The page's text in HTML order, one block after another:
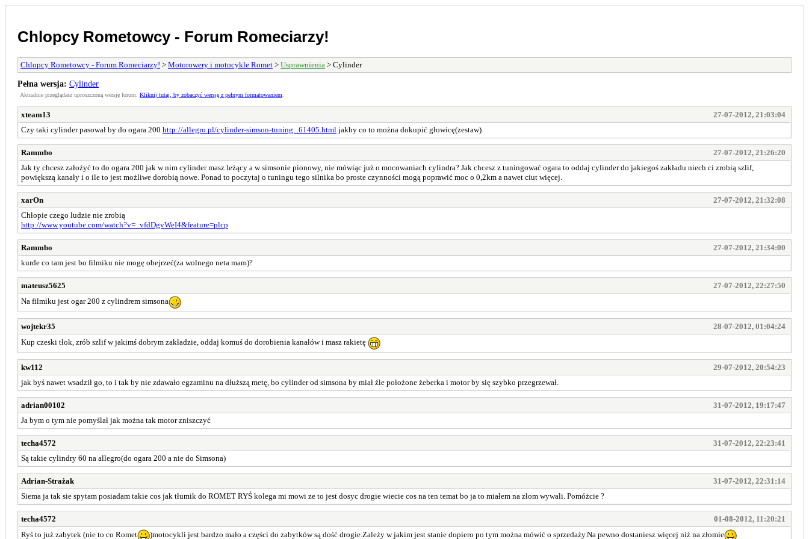
Chlopcy Rometowcy - Forum Romeciarzy!
Chlopcy Rometowcy - Forum Romeciarzy! > Motorowery i motocykle Romet > Usprawnienia > Cylinder
Pełna wersja: Cylinder
Aktualnie przeglądasz uproszczoną wersję forum. Kliknij tutaj, by zobaczyć wersję z pełnym formatowaniem
xteam13
27-07-2012, 21:03:04
Czy taki cylinder pasował by do ogara 200 http://allegro.pl/cylinder-simson-tuning...61405.html jakby co to można dokupić głowicę(zestaw)
Rammbo
27-07-2012, 21:26:20
Jak ty chcesz założyć to do ogara 200 jak w nim cylinder masz leżący a w simsonie pionowy, nie mówiąc już o mocowaniach cylindra? Jak chcesz z tuningować ogara to oddaj cylinder do jakiegoś zakładu niech ci zrobią szlif,
powiększą kanały i o ile to jest możliwe dorobią nowe. Ponad to poczytaj o tuningu tego silnika bo proste czynności mogą poprawić moc o 0,2km a nawet ciut więcej.
xarOn
27-07-2012, 21:32:08
Chłopie czego ludzie nie zrobią
http://www.youtube.com/watch?v=_vfdDgvWeI4&feature=plcp
Rammbo
27-07-2012, 21:34:00
kurde co tam jest bo filmiku nie mogę obejrzeć(za wolnego neta mam)?
mateusz5625
27-07-2012, 22:27:50
Na filmiku jest ogar 200 z cylindrem simsona
wojtekr35
28-07-2012, 01:04:24
Kup czeski tłok, zrób szlif w jakimś dobrym zakładzie, oddaj komuś do dorobienia kanałów i masz rakietę
kw112
29-07-2012, 20:54:23
jak byś nawet wsadził go, to i tak by nie zdawało egzaminu na dłuższą metę, bo cylinder od simsona by miał źle położone żeberka i motor by się szybko przegrzewał.
adrian00102
31-07-2012, 19:17:47
Ja bym o tym nie pomyślał jak można tak motor zniszczyć
techa4572
31-07-2012, 22:23:41
Są takie cylindry 60 na allegro(do ogara 200 a nie do Simsona)
Adrian-Strażak
31-07-2012, 22:31:14
Siema ja tak sie spytam posiadam takie cos jak tłumik do ROMET RYŚ kolega mi mowi ze to jest dosyc drogie wiecie cos na ten temat bo ja to miałem na złom wywali. Pomóżcie ?
techa4572
01-08-2012, 11:20:21
Ryś to już zabytek (nie to co Romet
)motocykli jest bardzo mało a części do zabytków są dość drogie.Zależy w jakim jest stanie dopiero po tym można mówić o sprzedaży.Na pewno dostaniesz więcej niż na złomie